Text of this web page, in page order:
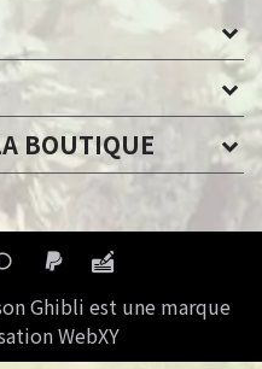
BOUTIQUE
Ghibli est une marque
WebXY